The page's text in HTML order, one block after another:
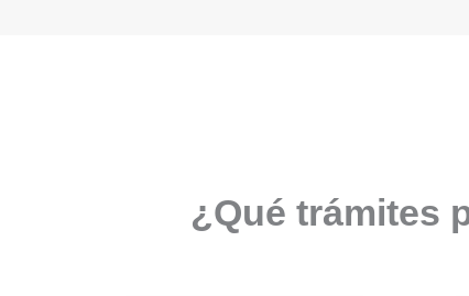
¿Qué trámites